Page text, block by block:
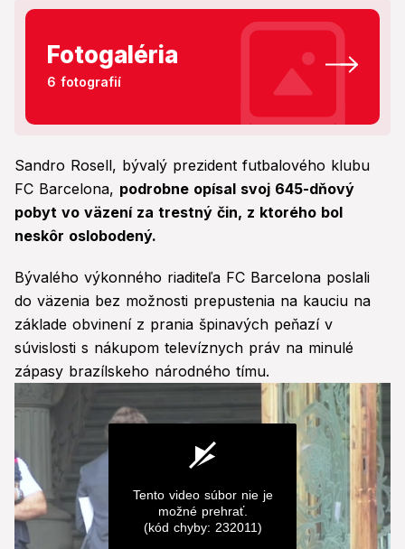
Fotogaléria
6 fotografií
Sandro Rosell, bývalý prezident futbalového klubu
FC Barcelona, podrobne opísal svoj 645-dňový
pobyt vo väzení za trestný čin, z ktorého bol
neskôr oslobodený.
Bývalého výkonného riaditeľa FC Barcelona poslali
do väzenia bez možnosti prepustenia na kauciu na
základe obvinení z prania špinavých peňazí v
súvislosti s nákupom televíznych práv na minulé
zápasy brazílskeho národného tímu.
Tento video súbor nie je
možné prehrať.
(kód chyby: 232011)